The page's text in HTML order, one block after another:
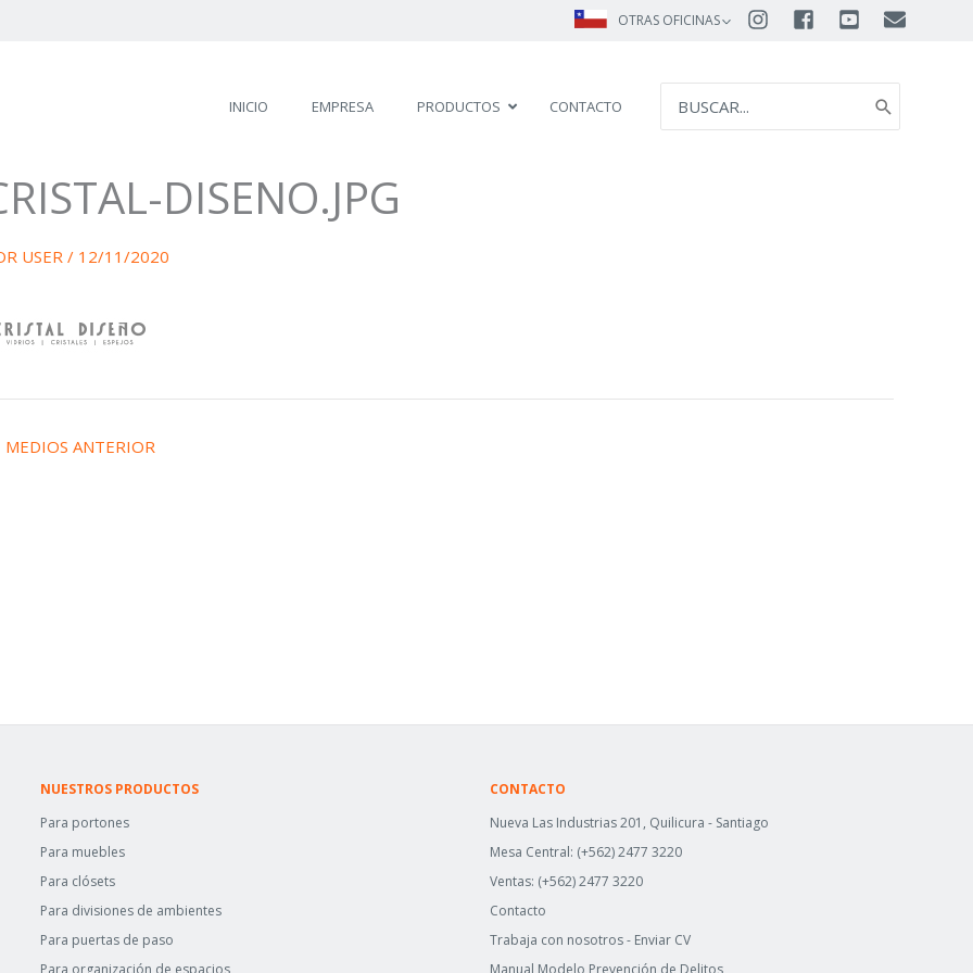
OTRAS OFICINAS
INICIO EMPRESA PRODUCTOS CONTACTO
FOR:
DISENO.JPG
USER / 12/11/2020
MEDIOS ANTERIOR
NUESTROS PRODUCTOS
Para portones
Para muebles
Para clósets
Para divisiones de ambientes
Para puertas de paso
Para organización de espacios
CONTACTO
Nueva Las Industrias 201, Quilicura - Santiago
Mesa Central: (+562) 2477 3220
Ventas: (+562) 2477 3220
Contacto
Trabaja con nosotros - Enviar CV
Manual Modelo Prevención de Delitos